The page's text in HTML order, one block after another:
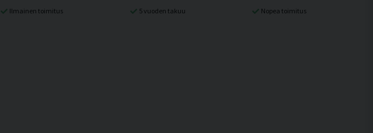
Ilmainen toimitus 5 vuoden takuu Nopea toimitus